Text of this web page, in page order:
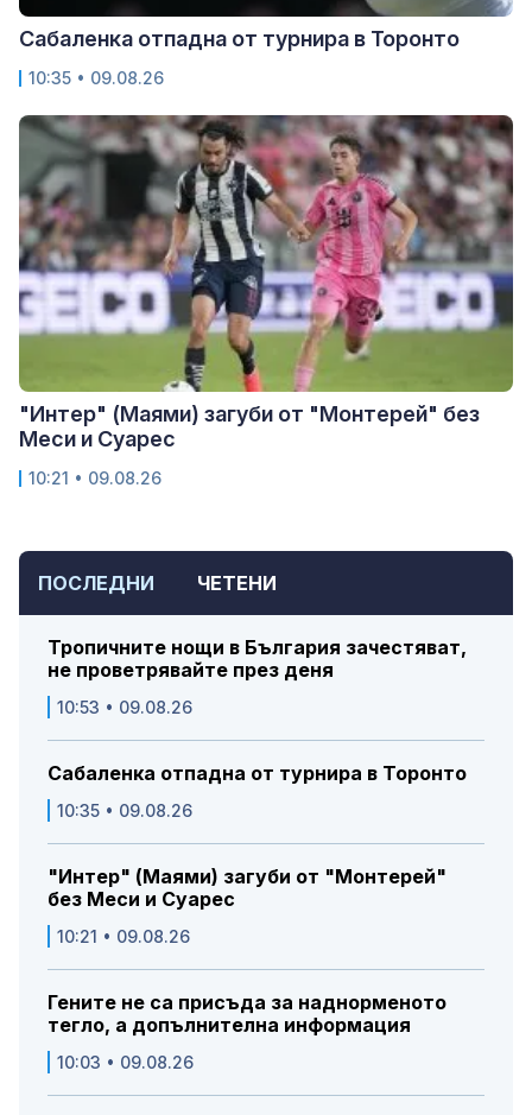
ПОСЛЕДНИ ЧЕТЕНИ
Тропичните нощи в България зачестяват,
не проветрявайте през деня
10:53 • 09.08.26
Сабаленка отпадна от турнира в Торонто
10:35 • 09.08.26
"Интер" (Маями) загуби от "Монтерей"
без Меси и Суарес
10:21 • 09.08.26
Гените не са присъда за наднорменото
тегло, а допълнителна информация
10:03 • 09.08.26
Сабаленка отпадна от турнира в Торонто
10:35 • 09.08.26
"Интер" (Маями) загуби от "Монтерей" без
Меси и Суарес
10:21 • 09.08.26